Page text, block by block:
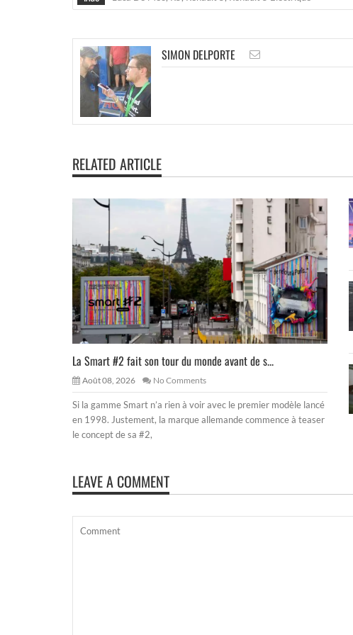
SIMON DELPORTE
RELATED ARTICLE
La Smart #2 fait son tour du monde avant de s...
Août 08, 2026 No Comments
Si la gamme Smart n’a rien à voir avec le premier modèle lancé
en 1998. Justement, la marque allemande commence à teaser
le concept de sa #2,
LEAVE A COMMENT